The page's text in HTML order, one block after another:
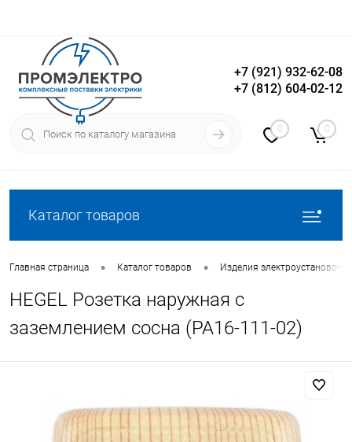
Вход Регистрация
+7 (921) 932-62-08
+7 (812) 604-02-12
0 0
Каталог товаров
Главная страница • Каталог товаров • Изделия
HEGEL Розетка наружная с
заземлением сосна (РА16-111-02)